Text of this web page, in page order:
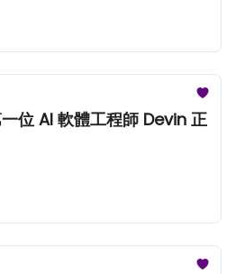
位 AI 軟體工程師 Devin 正